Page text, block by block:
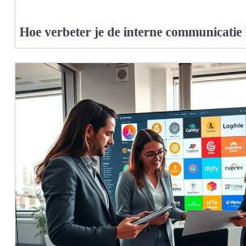
Hoe verbeter je de interne communicatie